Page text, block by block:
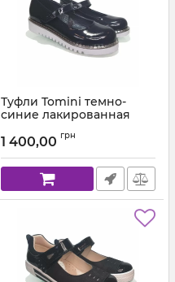
Туфли Tomini темно-
синие лакированная
Артикул: 610.02 (29-36)
1 400,00 грн